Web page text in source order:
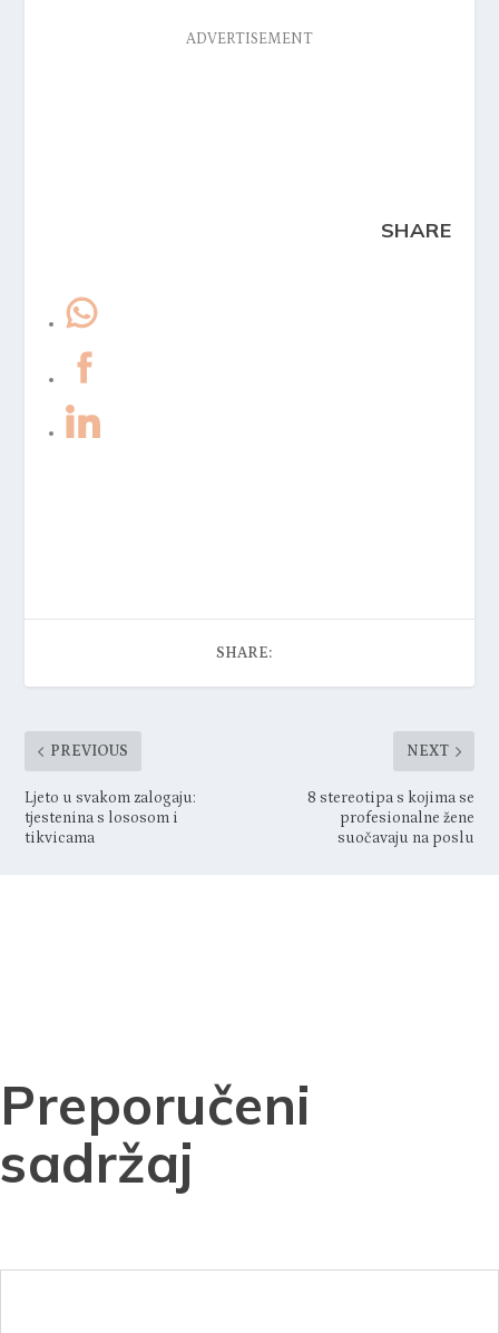
ADVERTISEMENT
SHARE
SHARE:
PREVIOUS
Ljeto u svakom zalogaju:
tjestenina s lososom i
tikvicama
NEXT
8 stereotipa s kojima se
profesionalne žene
suočavaju na poslu
Preporučeni
sadržaj